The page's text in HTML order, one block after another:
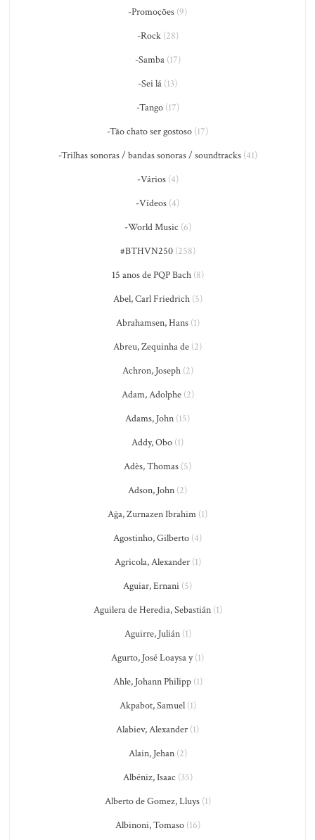
-Promoções (9)
-Rock(28)
-Samba(17)
-Sei lá (13)
-Tango(17)
-Tão chato ser gostoso (17)
-Trilhas sonoras / bandas sonoras / soundtracks(41)
-Vários(4)
-Vídeos (4)
-World Music (6)
#BTHVN250(258)
15 anos de PQP Bach(8)
Abel, Carl Friedrich(5)
Abrahamsen, Hans(1)
Abreu, Zequinha de (2)
Achron, Joseph(2)
Adam, Adolphe(2)
Adams, John (15)
Addy, Obo (1)
Adès, Thomas (5)
Adson, John (2)
Ağa, Zurnazen Ibrahim (1)
Agostinho, Gilberto (4)
Agricola, Alexander(1)
Aguiar, Ernani (5)
Aguilera de Heredia, Sebastián(1)
Aguirre, Julián(1)
Agurto, José Loaysa y(1)
Ahle, Johann Philipp(1)
Akpabot, Samuel(1)
Alabiev, Alexander (1)
Alain, Jehan(2)
Albéniz, Isaac (35)
Alberto de Gomez, Lluys(1)
Albinoni, Tomaso(16)